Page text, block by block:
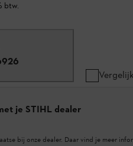
btw.
je STIHL dealer
bij onze dealer. Daar vind je meer